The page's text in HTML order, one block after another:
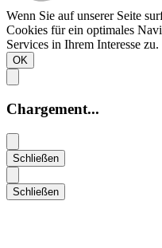
Wenn Sie auf unserer Seite
Cookies für ein optimales
Services in Ihrem Interesse zu.
OK
Chargement...
Schließen
Schließen